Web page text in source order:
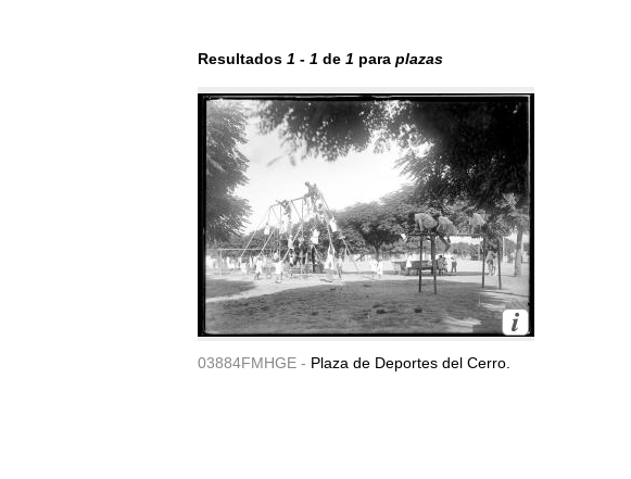
Resultados 1 - 1 de 1 para plazas
03884FMHGE - Plaza de Deportes del Cerro.